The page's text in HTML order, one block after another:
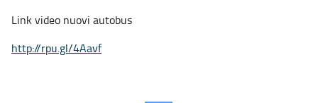
Link video nuovi autobus
http://rpu.gl/4Aavf